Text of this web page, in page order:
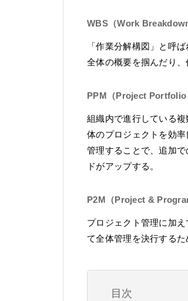
WBS（Work
「作業分解構図」と呼
全体の概要を掴んだり
PPM（Project Portfolio
組織内で進行している
体のプロジェクトを効
管理することで、追加
ドがアップする。
P2M（Project &
プロジェクト管理に加
て全体管理を決行する
目次